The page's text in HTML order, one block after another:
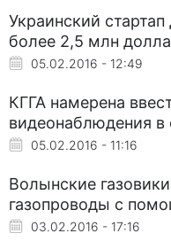
Украинский
более 2,5 млн
05.02.2016 - 12:49
КГГА намерена
видеонаблюдения в
05.02.2016 - 11:16
Волынские
газопроводы с
03.02.2016 - 17:16